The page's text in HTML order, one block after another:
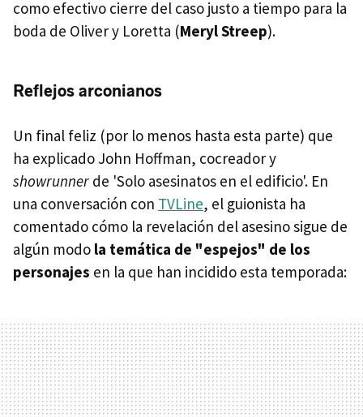
como efectivo cierre del caso justo a tiempo para la
boda de Oliver y Loretta (Meryl Streep).
Reflejos arconianos
Un final feliz (por lo menos hasta esta parte) que
ha explicado John Hoffman, cocreador y
showrunner de 'Solo asesinatos en el edificio'. En
una conversación con TVLine, el guionista ha
comentado cómo la revelación del asesino sigue de
algún modo la temática de "espejos" de los
personajes en la que han incidido esta temporada: